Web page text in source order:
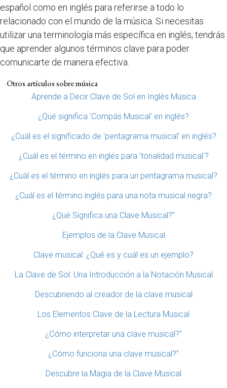
español como en inglés para referirse a todo lo
relacionado con el mundo de la música. Si necesitas
utilizar una terminología más específica en inglés, tendrás
que aprender algunos términos clave para poder
comunicarte de manera efectiva.
Otros artículos sobre música
Aprende a Decir Clave de Sol en Inglés Música
¿Qué significa 'Compás Musical' en inglés?
¿Cuál es el significado de 'pentagrama musical' en inglés?
¿Cuál es el término en inglés para 'tonalidad musical'?
¿Cuál es el término en inglés para un pentagrama musical?
¿Cuál es el término inglés para una nota musical negra?
¿Qué Significa una Clave Musical?”
Ejemplos de la Clave Musical
Clave musical: ¿Qué es y cuál es un ejemplo?
La Clave de Sol: Una Introducción a la Notación Musical
Descubriendo al creador de la clave musical
Los Elementos Clave de la Lectura Musical
¿Cómo interpretar una clave musical?”
¿Cómo funciona una clave musical?”
Descubre la Magia de la Clave Musical